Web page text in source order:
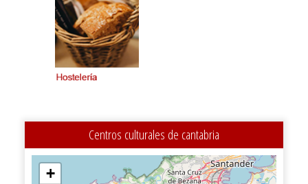
Centros culturales de cantabria
+